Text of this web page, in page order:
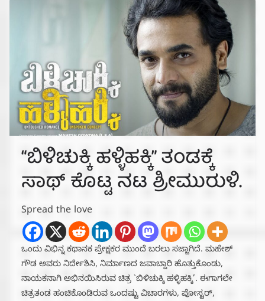
“ಬಿಳಿಚುಕ್ಕಿ ಹಳ್ಳಿಹಕ್ಕಿ” ತಂಡಕ್ಕೆ
ಸಾಥ್ ಕೊಟ್ಟ ನಟ ಶ್ರೀಮುರುಳಿ.
Spread the love
ಒಂದು ವಿಭಿನ್ನ ಕಥಾನಕ ಪ್ರೇಕ್ಷಕರ ಮುಂದೆ ಬರಲು ಸಜ್ಜಾಗಿದೆ. ಮಹೇಶ್
ಗೌಡ ಅವರು ನಿರ್ದೇಶಿಸಿ, ನಿರ್ಮಾಣದ ಜವಾಬ್ದಾರಿ ಹೊತ್ತುಕೊಂಡು,
ನಾಯಕನಾಗಿ ಅಭಿನಯಿಸಿರುವ ಚಿತ್ರ `ಬಿಳಿಚುಕ್ಕಿ ಹಳ್ಳಿಹಕ್ಕಿ’. ಈಗಾಗಲೇ
ಚಿತ್ರತಂಡ ಹಂಚಿಕೊಂಡಿರುವ ಒಂದಷ್ಟು ವಿಚಾರಗಳು, ಪೋಸ್ಟರ್,